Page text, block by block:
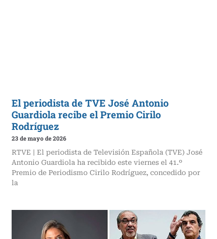
El periodista de TVE José Antonio
Guardiola recibe el Premio Cirilo
Rodríguez
23 de mayo de 2026
RTVE | El periodista de Televisión Española (TVE) José
Antonio Guardiola ha recibido este viernes el 41.º
Premio de Periodismo Cirilo Rodríguez, concedido por
la